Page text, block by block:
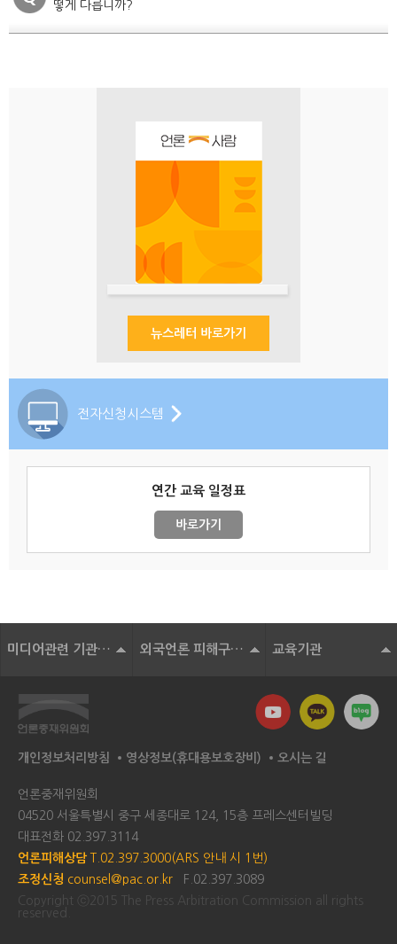
떻게 다릅니까?
뉴스레터 바로가기
전자신청시스템
연간 교육 일정표
바로가기
미디어관련 기관 및 단체 외국언론 피해구제기구 교육기관
개인정보처리방침 영상정보(휴대용보호장비) 오시는 길
언론중재위원회
04520 서울특별시 중구 세종대로 124, 15층 프레스센터빌딩
대표전화 02.397.3114
언론피해상담 T.02.397.3000(ARS 안내 시 1번)
조정신청 counsel@pac.or.kr
F.02.397.3089
Copyright ⓒ2015 The Press Arbitration Commission all rights
reserved.